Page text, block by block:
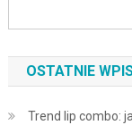
OSTATNIE
Trend lip combo: